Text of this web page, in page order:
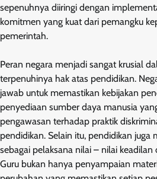
sepenuhnya diiringi dengan
komitmen yang kuat dari pemangku
pemerintah.
Peran negara menjadi sangat krusial
terpenuhinya hak atas pendidikan.
jawab untuk memastikan kebijakan
penyediaan sumber daya manusia
pengawasan terhadap praktik
pendidikan. Selain itu, pendidikan juga
sebagai pelaksana nilai – nilai keadilan
Guru bukan hanya penyampaian